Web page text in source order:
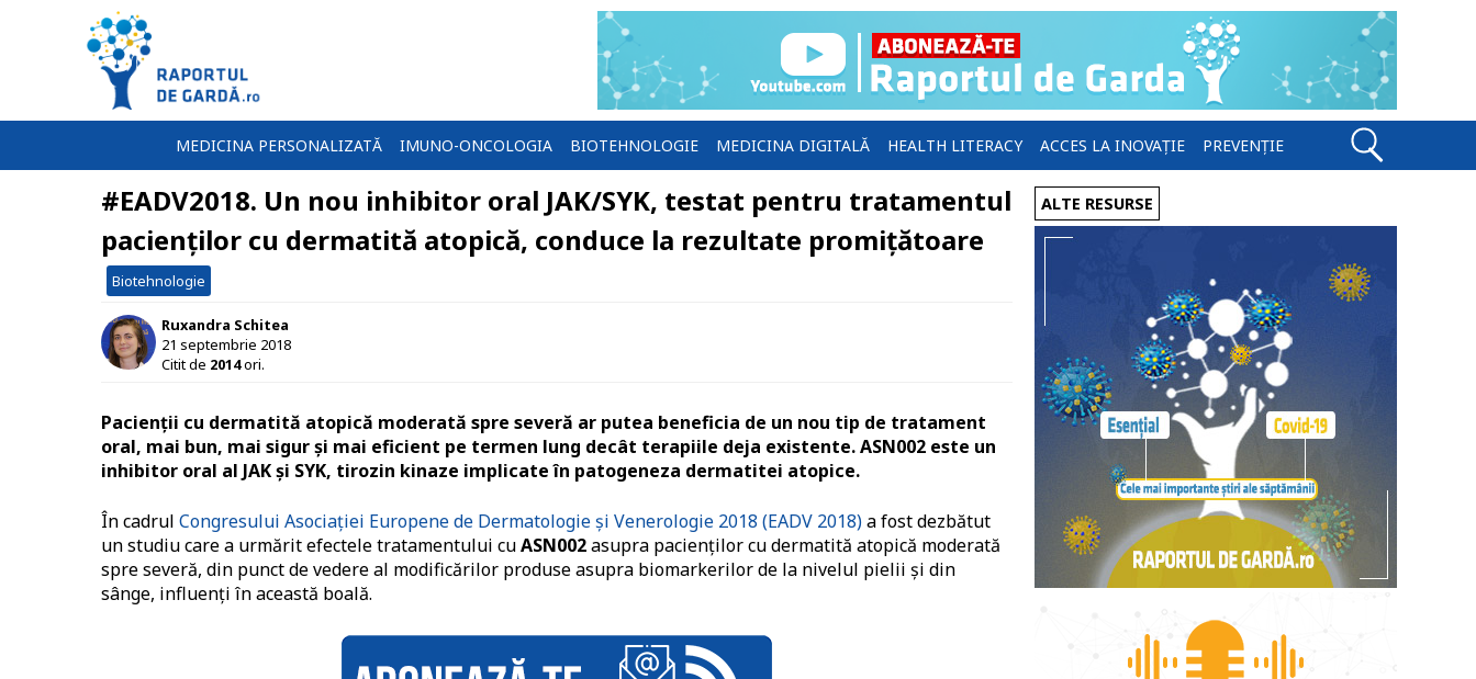
MEDICINA PERSONALIZATĂ IMUNO-ONCOLOGIA BIOTEHNOLOGIE MEDICINA DIGITALĂ HEALTH LITERACY ACCES LA INOVAȚIE PREVENȚIE
#EADV2018. Un nou inhibitor oral JAK/SYK, testat pentru tratamentul
pacienților cu dermatită atopică, conduce la rezultate promițătoare
Biotehnologie
Ruxandra Schitea
21 septembrie 2018
Citit de 2014ori.
Pacienții cu dermatită atopică moderată spre severă ar putea beneficia de un nou tip de tratament
oral, mai bun, mai sigur și mai eficient pe termen lung decât terapiile deja existente. ASN002 este un
inhibitor oral al JAK și SYK, tirozin kinaze implicate în patogeneza dermatitei atopice.
În cadrul Congresului Asociației Europene de Dermatologie și Venerologie 2018 (EADV 2018)a fost dezbătut
un studiu care a urmărit efectele tratamentului cuASN002asupra pacienților cu dermatită atopică moderată
spre severă, din punct de vedere al modificărilor produse asupra biomarkerilor de la nivelul pielii și din
sânge, influenți în această boală.
ALTE RESURSE